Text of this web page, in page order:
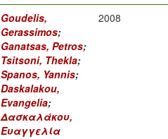
Goudelis,
Gerassimos;
Ganatsas, Petros;
Tsitsoni, Thekla;
Spanos, Yannis;
Daskalakou,
Evangelia;
Δασκαλάκου,
Ευαγγελία
2008